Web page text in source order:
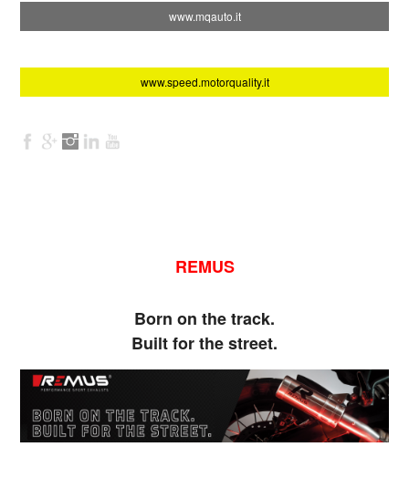
www.mqauto.it
www.speed.motorquality.it
REMUS
Born on the track.
Built for the street.